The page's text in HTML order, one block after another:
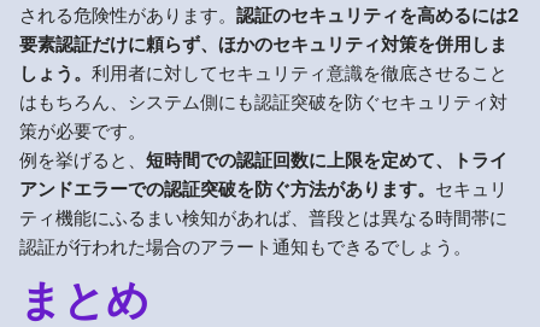
される危険性があります。 認証のセキュリティを高めるには2
要素認証だけに頼らず、ほかのセキュリティ対策を併用しま
しょう。 利用者に対してセキュリティ意識を徹底させること
はもちろん、システム側にも認証突破を防ぐセキュリティ対
策が必要です。
例を挙げると、 短時間での認証回数に上限を定めて、トライ
アンドエラーでの認証突破を防ぐ方法があります。 セキュリ
ティ機能にふるまい検知があれば、普段とは異なる時間帯に
認証が行われた場合のアラート通知もできるでしょう。
まとめ